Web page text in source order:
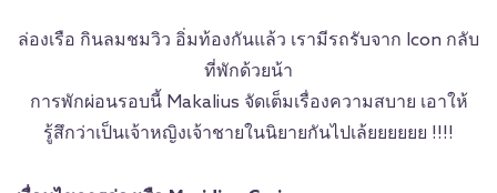
ล่องเรือ กินลมชมวิว อิ่มท้องกันแล้ว เรามีรถรับจาก Icon กลับ
ที่พักด้วยน้า
การพักผ่อนรอบนี้ Makalius จัดเต็มเรื่องความสบาย เอาให้
รู้สึกว่าเป็นเจ้าหญิงเจ้าชายในนิยายกันไปเล้ยยยยยย !!!!